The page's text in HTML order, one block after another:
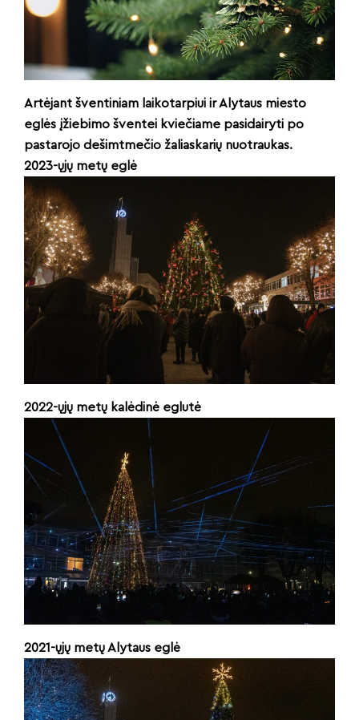
Artėjant šventiniam laikotarpiui ir Alytaus miesto
eglės įžiebimo šventei kviečiame pasidairyti po
pastarojo dešimtmečio žaliaskarių nuotraukas.
2023-ųjų metų eglė
2022-ųjų metų kalėdinė eglutė
2021-ųjų metų Alytaus eglė